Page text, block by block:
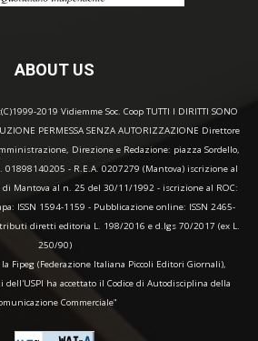
ABOUT US
2019 Vidiemme Soc. Coop TUTTI I DIRITTI SONO
PERMESSA SENZA AUTORIZZAZIONE Direttore
Direzione e Redazione: piazza Sordello,
01898140205 - R.E.A. 0207279 (Mantova) iscrizione al
Mantova al n. 25 del 30/11/1992 - iscrizione al ROC:
ISSN 1594-1159 - Pubblicazione online: ISSN 2465-
diretti editoria L. 198/2016 e d.lgs 70/2017 (ex L.
250/90)
Fipeg (Federazione Italiana Piccoli Editori Giornali),
dell'USPI ha accettato il Codice di Autodisciplina della
Commerciale"